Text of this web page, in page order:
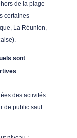
de la plage
certaines
La Réunion,
sont
des activités
de public sauf